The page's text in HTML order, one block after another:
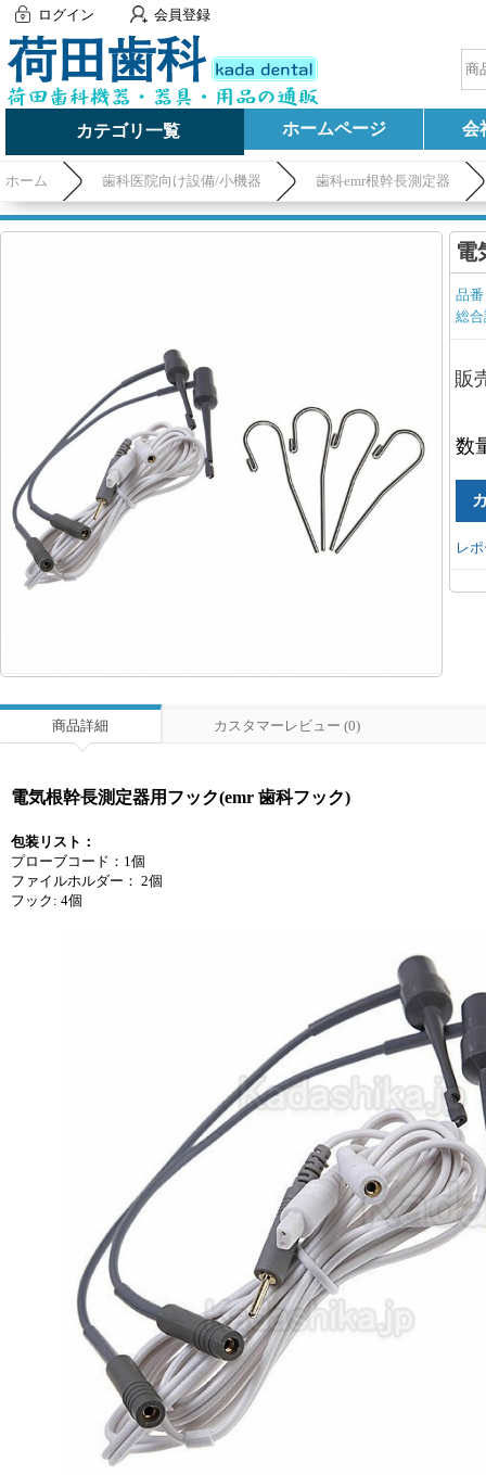
ログイン 会員登録
カテゴリ一覧 ホームページ 会
ホーム 歯科医院向け設備/小機器 歯科emr根幹長測定器
電
品
総
販
数
レ
商品詳細 カスタマーレビュー (0)
電気根幹長測定器用フック(emr 歯科フック)
包装リスト：
プローブコード：1個
ファイルホルダー： 2個
フック: 4個